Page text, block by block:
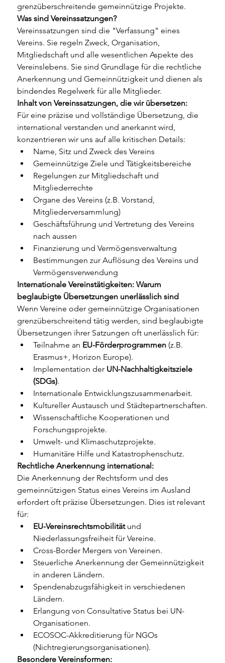
grenzüberschreitende gemeinnützige Projekte.
Was sind Vereinssatzungen?
Vereinssatzungen sind die "Verfassung" eines
Vereins. Sie regeln Zweck, Organisation,
Mitgliedschaft und alle wesentlichen Aspekte des
Vereinslebens. Sie sind Grundlage für die rechtliche
Anerkennung und Gemeinnützigkeit und dienen als
bindendes Regelwerk für alle Mitglieder.
Inhalt von Vereinssatzungen, die wir übersetzen:
Für eine präzise und vollständige Übersetzung, die
international verstanden und anerkannt wird,
konzentrieren wir uns auf alle kritischen Details:
Name, Sitz und Zweck des Vereins
Gemeinnützige Ziele und Tätigkeitsbereiche
Regelungen zur Mitgliedschaft und
Mitgliederrechte
Organe des Vereins (z.B. Vorstand,
Mitgliederversammlung)
Geschäftsführung und Vertretung des Vereins
nach aussen
Finanzierung und Vermögensverwaltung
Bestimmungen zur Auflösung des Vereins und
Vermögensverwendung
Internationale Vereinstätigkeiten: Warum
beglaubigte Übersetzungen unerlässlich sind
Wenn Vereine oder gemeinnützige Organisationen
grenzüberschreitend tätig werden, sind beglaubigte
Übersetzungen ihrer Satzungen oft unerlässlich für:
Teilnahme an EU-Förderprogrammen (z.B.
Erasmus+, Horizon Europe).
Implementation der UN-Nachhaltigkeitsziele
(SDGs).
Internationale Entwicklungszusammenarbeit.
Kultureller Austausch und Städtepartnerschaften.
Wissenschaftliche Kooperationen und
Forschungsprojekte.
Umwelt- und Klimaschutzprojekte.
Humanitäre Hilfe und Katastrophenschutz.
Rechtliche Anerkennung international:
Die Anerkennung der Rechtsform und des
gemeinnützigen Status eines Vereins im Ausland
erfordert oft präzise Übersetzungen. Dies ist relevant
für:
EU-Vereinsrechtsmobilität und
Niederlassungsfreiheit für Vereine.
Cross-Border Mergers von Vereinen.
Steuerliche Anerkennung der Gemeinnützigkeit
in anderen Ländern.
Spendenabzugsfähigkeit in verschiedenen
Ländern.
Erlangung von Consultative Status bei UN-
Organisationen.
ECOSOC-Akkreditierung für NGOs
(Nichtregierungsorganisationen).
Besondere Vereinsformen: